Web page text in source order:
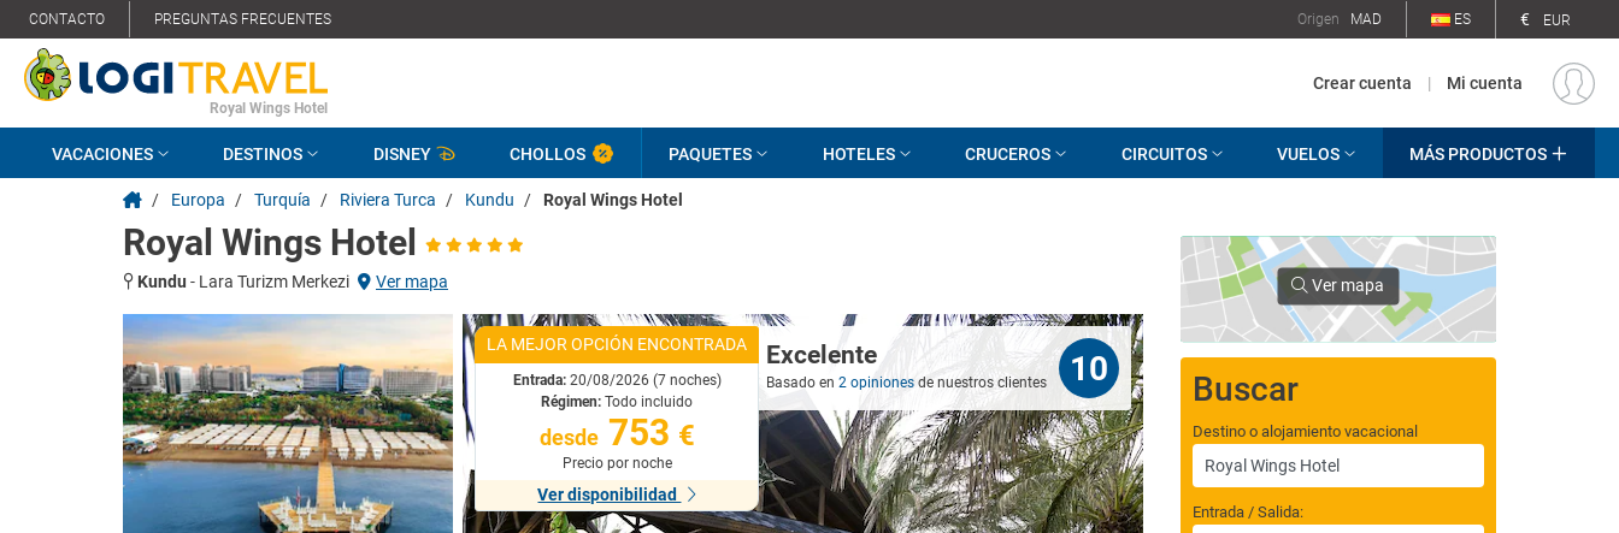
CONTACTO PREGUNTAS FRECUENTES Origen MAD ES € EUR
Royal Wings Hotel
Crear cuenta | Mi cuenta
VACACIONES DESTINOS DISNEY CHOLLOS PAQUETES HOTELES CRUCEROS CIRCUITOS VUELOS MÁS PRODUCTOS
/ Europa / Turquía / Riviera Turca / Kundu / Royal Wings Hotel
Royal Wings Hotel
Kundu - Lara Turizm Merkezi Ver mapa
Excelente
Basado en2 opiniones de nuestros clientes 10
LA MEJOR OPCIÓN ENCONTRADA
Entrada: 20/08/2026 (7 noches)
Régimen:Todo incluido
desde 753 €
Precio por noche
Ver disponibilidad
Ver mapa
Buscar
Destino o alojamiento vacacional
Entrada / Salida: